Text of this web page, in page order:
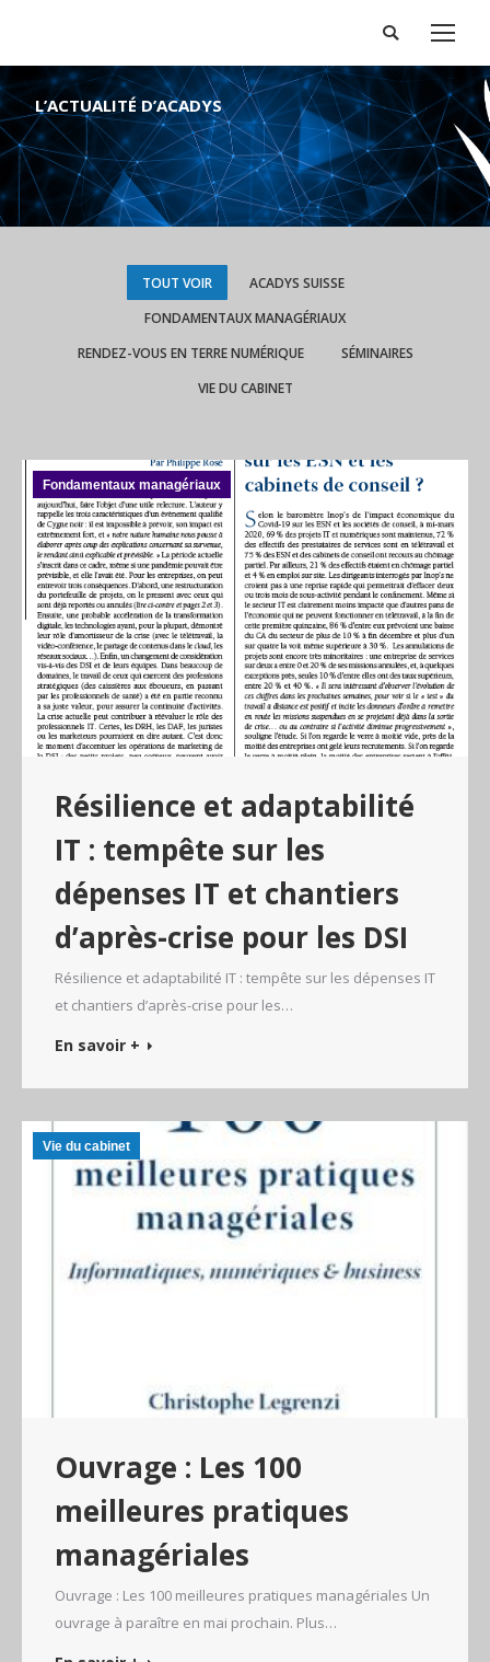
Search:
L’ACTUALITÉ D’ACADYS
TOUT VOIR
ACADYS SUISSE
FONDAMENTAUX MANAGÉRIAUX
RENDEZ-VOUS EN TERRE NUMÉRIQUE
SÉMINAIRES
VIE DU CABINET
Fondamentaux managériaux
Résilience et adaptabilité
IT : tempête sur les
dépenses IT et chantiers
d’après-crise pour les DSI
Résilience et adaptabilité IT : tempête sur les dépenses IT
et chantiers d’après-crise pour les…
En savoir +
Vie du cabinet
Ouvrage : Les 100
meilleures pratiques
managériales
Ouvrage : Les 100 meilleures pratiques managériales Un
ouvrage à paraître en mai prochain. Plus…